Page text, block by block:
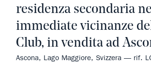
residenza secondaria
immediate vicinanze
Club, in vendita ad
Ascona, Lago Maggiore, Svizzera — rif.